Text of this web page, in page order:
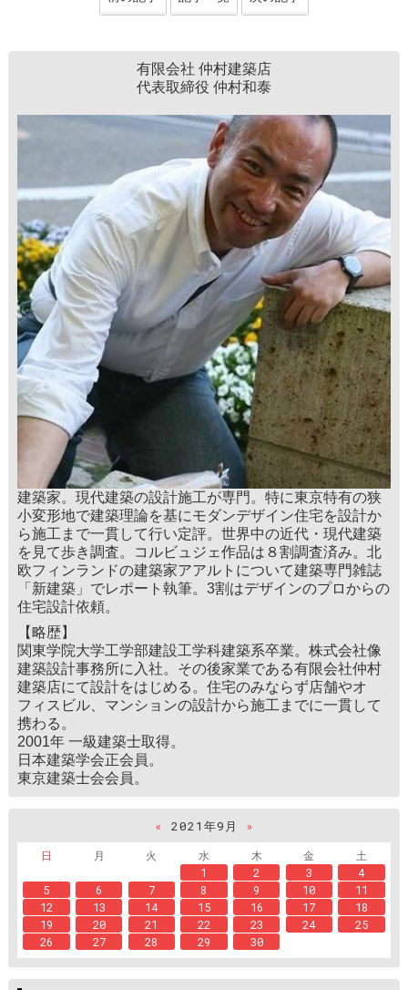
有限会社 仲村建築店
代表取締役 仲村和泰
建築家。現代建築の設計施工が専門。特に東京特有の狭
小変形地で建築理論を基にモダンデザイン住宅を設計か
ら施工まで一貫して行い定評。世界中の近代・現代建築
を見て歩き調査。コルビュジェ作品は８割調査済み。北
欧フィンランドの建築家アアルトについて建築専門雑誌
「新建築」でレポート執筆。3割はデザインのプロからの
住宅設計依頼。
【略歴】
関東学院大学工学部建設工学科建築系卒業。株式会社像
建築設計事務所に入社。その後家業である有限会社仲村
建築店にて設計をはじめる。住宅のみならず店舗やオ
フィスビル、マンションの設計から施工までに一貫して
携わる。
2001年 一級建築士取得。
日本建築学会正会員。
東京建築士会会員。
« 2021年9月
»
日
月 火 水 木 金
土
1
2 3
4
5
6 7 8 9 10
11
12
13 14 15 16 17
18
19
20 21 22 23 24
25
26
27 28 29 30